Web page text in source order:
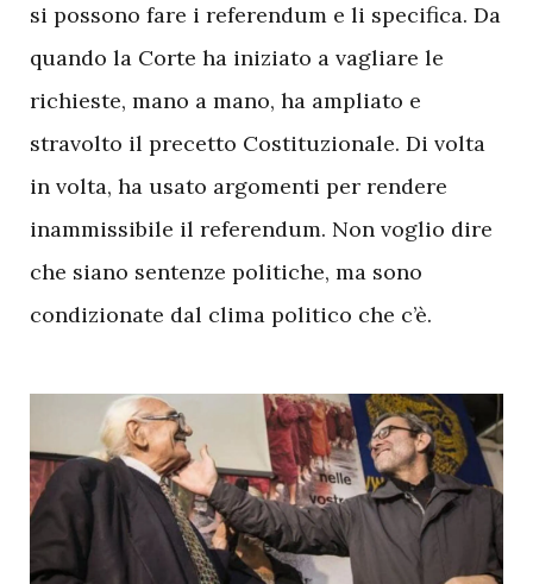
si possono fare i referendum e li specifica. Da
quando la Corte ha iniziato a vagliare le
richieste, mano a mano, ha ampliato e
stravolto il precetto Costituzionale. Di volta
in volta, ha usato argomenti per rendere
inammissibile il referendum. Non voglio dire
che siano sentenze politiche, ma sono
condizionate dal clima politico che c’è.